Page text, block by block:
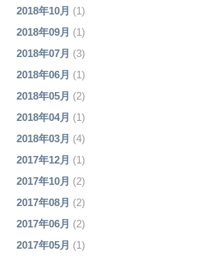
2018年10月 (1)
2018年09月 (1)
2018年07月 (3)
2018年06月 (1)
2018年05月 (2)
2018年04月 (1)
2018年03月 (4)
2017年12月 (1)
2017年10月 (2)
2017年08月 (2)
2017年06月 (2)
2017年05月 (1)